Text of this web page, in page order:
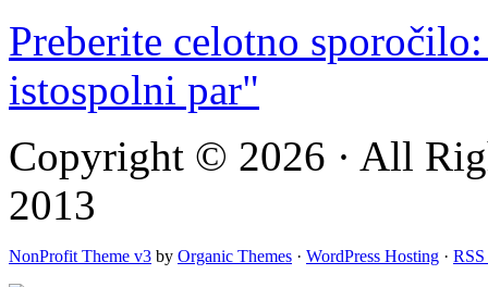
Preberite celotno
istospolni par"
Copyright © 2026 · All
2013
NonProfit Theme v3 by Organic Themes · WordPress Hosting · RSS